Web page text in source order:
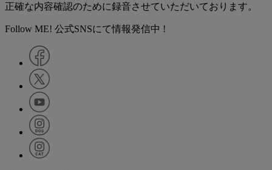
正確な内容確認のために録音させていただいております。
Follow ME! 公式SNSにて情報発信中 !